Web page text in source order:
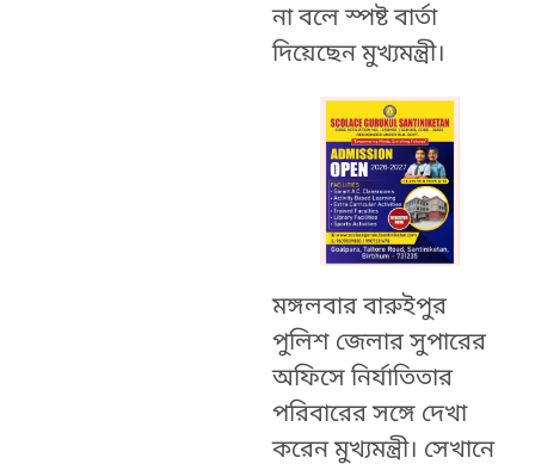
না বলে স্পষ্ট বার্তা
দিয়েছেন মুখ্যমন্ত্রী।
মঙ্গলবার বারুইপুর
পুলিশ জেলার সুপারের
অফিসে নির্যাতিতার
পরিবারের সঙ্গে দেখা
করেন মুখ্যমন্ত্রী। সেখানে